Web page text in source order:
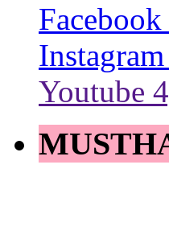
Facebook
Instagram
Youtube